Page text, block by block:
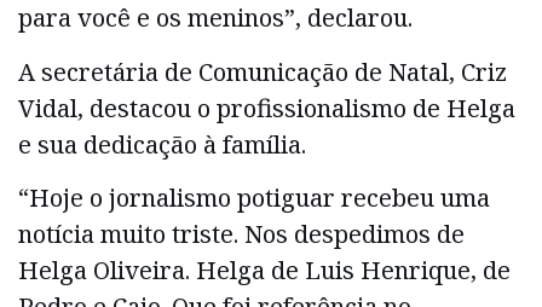
para você e os meninos”, declarou.
A secretária de Comunicação de Natal, Criz
Vidal, destacou o profissionalismo de Helga
e sua dedicação à família.
“Hoje o jornalismo potiguar recebeu uma
notícia muito triste. Nos despedimos de
Helga Oliveira. Helga de Luis Henrique, de